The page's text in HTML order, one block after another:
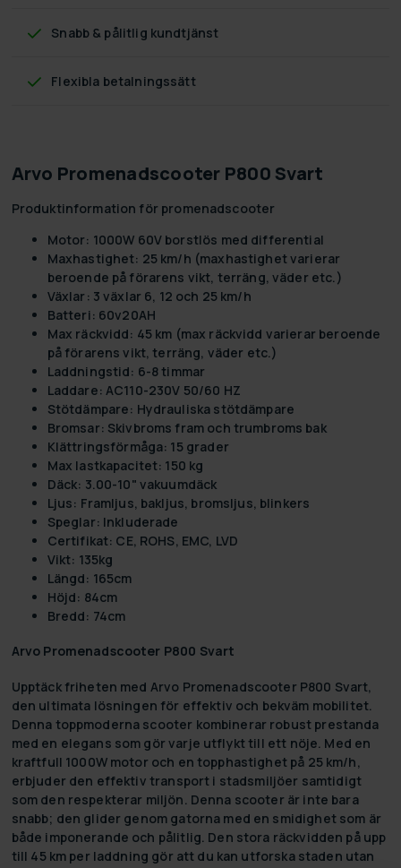
Snabb & pålitlig kundtjänst
Flexibla betalningssätt
Arvo Promenadscooter P800 Svart
Produktinformation för promenadscooter
Motor: 1000W 60V borstlös med differential
Maxhastighet: 25 km/h (maxhastighet varierar
beroende på förarens vikt, terräng, väder etc.)
Växlar: 3 växlar 6, 12 och 25 km/h
Batteri: 60v20AH
Max räckvidd: 45 km (max räckvidd varierar beroende
på förarens vikt, terräng, väder etc.)
Laddningstid: 6-8 timmar
Laddare: AC110-230V 50/60 HZ
Stötdämpare: Hydrauliska stötdämpare
Bromsar: Skivbroms fram och trumbroms bak
Klättringsförmåga: 15 grader
Max lastkapacitet: 150 kg
Däck: 3.00-10" vakuumdäck
Ljus: Framljus, bakljus, bromsljus, blinkers
Speglar: Inkluderade
Certifikat: CE, ROHS, EMC, LVD
Vikt: 135kg
Längd: 165cm
Höjd: 84cm
Bredd: 74cm
Arvo Promenadscooter P800 Svart
Upptäck friheten med Arvo Promenadscooter P800 Svart,
den ultimata lösningen för effektiv och bekväm mobilitet.
Denna toppmoderna scooter kombinerar robust prestanda
med en elegans som gör varje utflykt till ett nöje. Med en
kraftfull 1000W motor och en topphastighet på 25 km/h,
erbjuder den effektiv transport i stadsmiljöer samtidigt
som den respekterar miljön. Denna scooter är inte bara
snabb; den glider genom gatorna med en smidighet som är
både imponerande och pålitlig. Den stora räckvidden på upp
till 45 km per laddning gör att du kan utforska staden utan